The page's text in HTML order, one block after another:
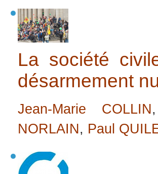
La société
désarmement
Jean-Marie COLLIN
NORLAIN, Paul